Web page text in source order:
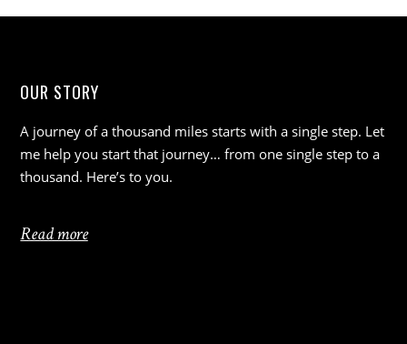
OUR STORY
A journey of a thousand miles starts with a single step. Let
me help you start that journey… from one single step to a
thousand. Here’s to you.
Read more